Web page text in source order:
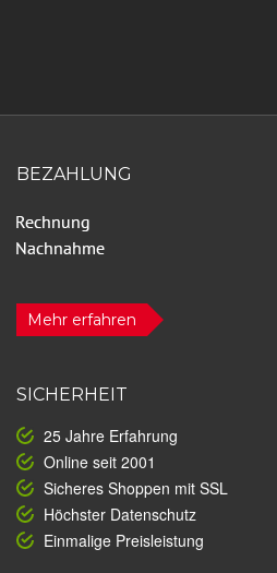
BEZAHLUNG
Mehr erfahren
SICHERHEIT
25 Jahre Erfahrung
Online seit 2001
Sicheres Shoppen mit SSL
Höchster Datenschutz
Einmalige Preisleistung